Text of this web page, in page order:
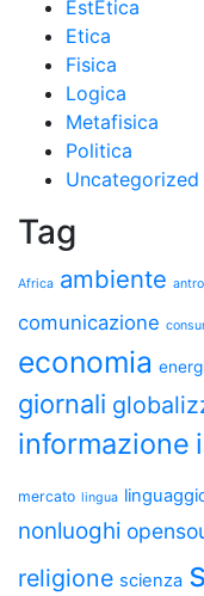
EstEtica
Etica
Fisica
Logica
Metafisica
Politica
Uncategorized
Tag
Africa ambiente
comunicazione
economia
giornali
informazione
mercato lingua
nonluoghi
religione scienza